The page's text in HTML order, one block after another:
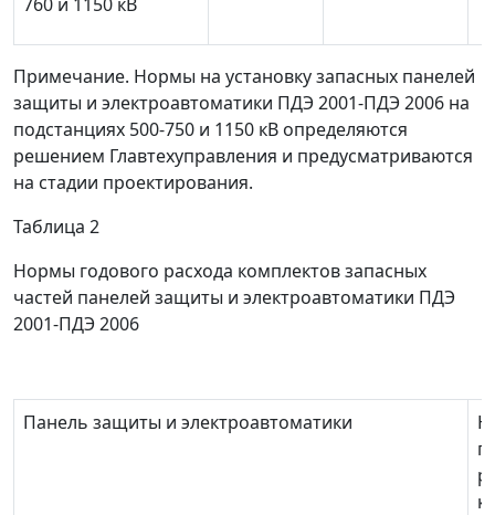
Примечание. Нормы на установку запасных панелей
защиты и электроавтоматики ПДЭ 2001-ПДЭ 2006 на
подстанциях 500-750 и 1150 кВ определяются
решением Главтехуправления и предусматриваются
на стадии проектирования.
Таблица 2
Нормы годового расхода комплектов запасных
частей панелей защиты и электроавтоматики ПДЭ
2001-ПДЭ 2006
Панель защиты и электроавтоматики